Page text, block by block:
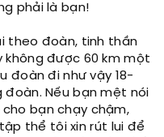
phải là bạn!
theo đoàn, tinh thần
không được 60 km một
đoàn đi như vậy 18-
Nếu bạn mệt nói
bạn chạy chậm,
thể tôi xin rút lui để